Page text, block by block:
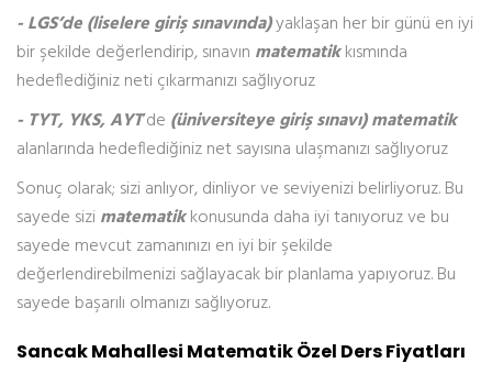
- LGS’de (liselere giriş sınavında)yaklaşan her bir günü en iyi
bir şekilde değerlendirip, sınavın matematikkısmında
hedeflediğiniz neti çıkarmanızı sağlıyoruz
- TYT, YKS, AYT’de (üniversiteye giriş sınavı) matematik
alanlarında hedeflediğiniz net sayısına ulaşmanızı sağlıyoruz
Sonuç olarak; sizi anlıyor, dinliyor ve seviyenizi belirliyoruz. Bu
sayede sizimatematikkonusunda daha iyi tanıyoruz ve bu
sayede mevcut zamanınızı en iyi bir şekilde
değerlendirebilmenizi sağlayacak bir planlama yapıyoruz. Bu
sayede başarılı olmanızı sağlıyoruz.
Sancak Mahallesi Matematik Özel Ders Fiyatları